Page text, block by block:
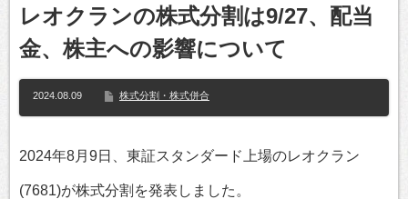
レオクランの株式分割は9/27、配当
金、株主への影響について
2024.08.09 株式分割・株式併合
2024年8月9日、東証スタンダード上場のレオクラン
(7681)が株式分割を発表しました。